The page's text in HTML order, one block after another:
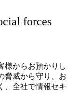
forces
様からお預かりし
脅威から守り、お
、全社で情報セキ